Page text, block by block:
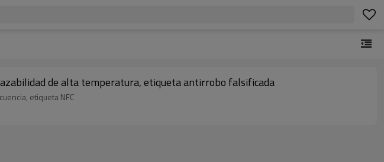
de alta temperatura, etiqueta antirrobo falsificada
etiqueta NFC